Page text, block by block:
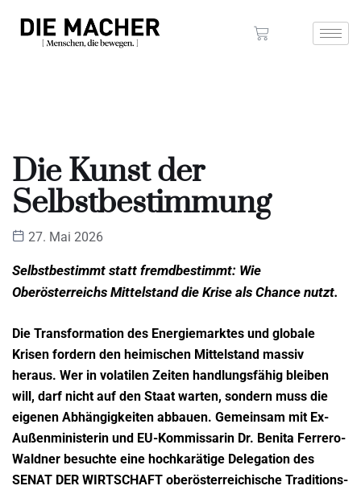
Die Kunst der
Selbstbestimmung
27. Mai 2026
Selbstbestimmt statt fremdbestimmt: Wie
Oberösterreichs Mittelstand die Krise als Chance nutzt.
Die Transformation des Energiemarktes und globale
Krisen fordern den heimischen Mittelstand massiv
heraus. Wer in volatilen Zeiten handlungsfähig bleiben
will, darf nicht auf den Staat warten, sondern muss die
eigenen Abhängigkeiten abbauen. Gemeinsam mit Ex-
Außenministerin und EU-Kommissarin Dr. Benita Ferrero-
Waldner besuchte eine hochkarätige Delegation des
SENAT DER WIRTSCHAFT oberösterreichische Traditions-